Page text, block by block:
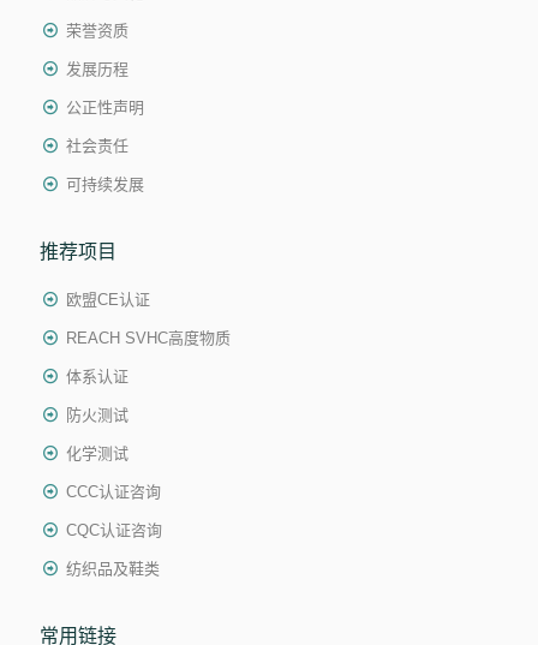
荣誉资质
发展历程
公正性声明
社会责任
可持续发展
推荐项目
欧盟CE认证
REACH SVHC高度物质
体系认证
防火测试
化学测试
CCC认证咨询
CQC认证咨询
纺织品及鞋类
常用链接